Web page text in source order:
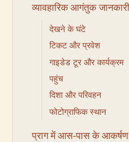
व्यावहारिक आगंतुक जानकारी
देखने के घंटे
टिकट और प्रवेश
गाइडेड टूर और कार्यक्रम
पहुंच
दिशा और परिवहन
फोटोग्राफिक स्थान
प्राग में आस-पास के आकर्षण